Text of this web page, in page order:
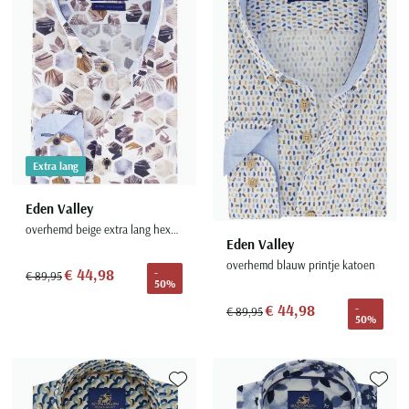
Eden Valley
overhemd beige extra lang hexagon print
€ 89,95€ 44,98
-
50%
Extra lang
Eden Valley
overhemd blauw printje katoen
€ 89,95€ 44,98
-
50%
Toevoegen aan favorieten